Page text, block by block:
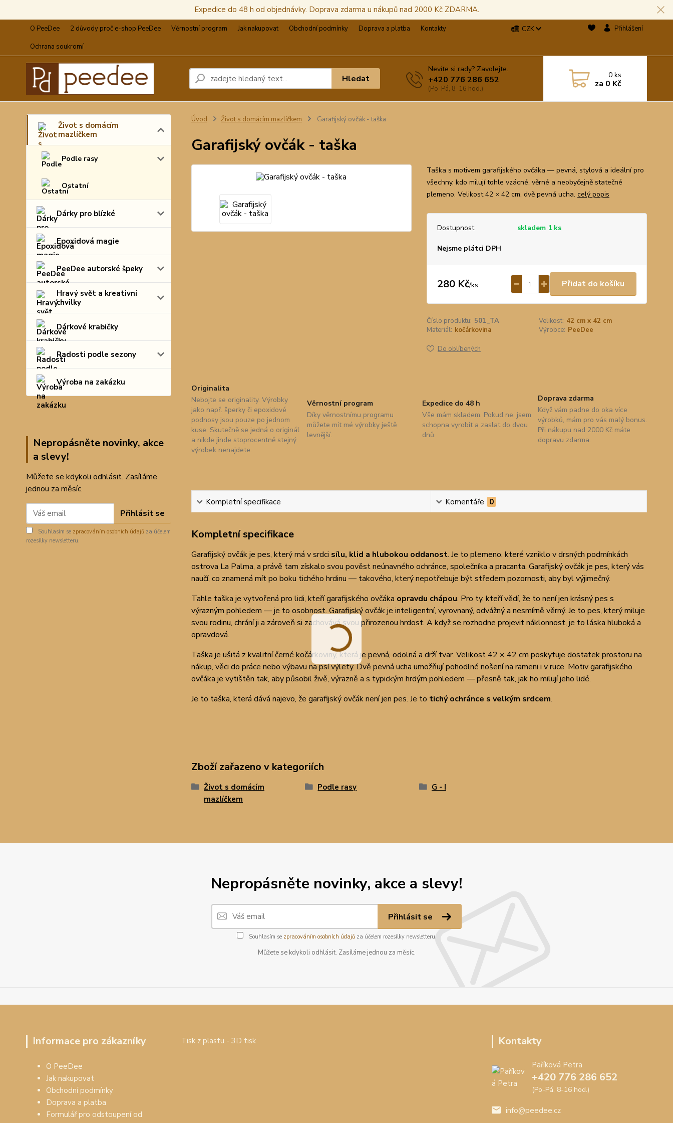
Expedice do 48 h od objednávky. Doprava zdarma u nákupů nad 2000 Kč ZDARMA.
O PeeDee 2 důvody proč e-shop PeeDee Věrnostní program Jak nakupovat Obchodní podmínky Doprava a platba
Kontakty
Ochrana soukromí
CZK Přihlášení
Hledat
Nevíte si rady? Zavolejte.
+420 776 286 652
(Po-Pá, 8-16 hod.)
0ks
za 0 Kč
Život s domácím
mazlíčkem
Podle rasy
Ostatní
Dárky pro blízké
Epoxidová magie
PeeDee autorské špeky
Hravý svět a kreativní
chvilky
Dárkové krabičky
Radosti podle sezony
Výroba na zakázku
Nepropásněte novinky, akce
a slevy!
Můžete se kdykoli odhlásit. Zasíláme
jednou za měsíc.
Přihlásit se
Souhlasím se zpracováním osobních údajů za účelem
rozesílky newsletteru.
Úvod Život s domácím mazlíčkem Garafijský ovčák - taška
Garafijský ovčák - taška
Taška s motivem garafijského ovčáka — pevná, stylová a ideální pro
všechny, kdo milují tohle vzácné, věrné a neobyčejně statečné
plemeno. Velikost 42 × 42 cm, dvě pevná ucha. celý popis
Dostupnost skladem 1 ks
Nejsme plátci DPH
280 Kč/ks Přidat do košíku
Číslo produktu: 501_TA Velikost: 42 cm x 42 cm
Materiál: kočárkovina Výrobce: PeeDee
Do oblíbených
Originalita
Nebojte se originality. Výrobky
jako např. šperky či epoxidové
podnosy jsou pouze po jednom
kuse. Skutečně se jedná o originál
a nikde jinde stoprocentně stejný
výrobek nenajdete.
Věrnostní program
Díky věrnostnímu programu
můžete mít mé výrobky ještě
levnější.
Expedice do 48 h
Vše mám skladem. Pokud ne, jsem
schopna vyrobit a zaslat do dvou
dnů.
Doprava zdarma
Když vám padne do oka více
výrobků, mám pro vás malý bonus.
Při nákupu nad 2000 Kč máte
dopravu zdarma.
Kompletní specifikace Komentáře 0
Kompletní specifikace
Garafijský ovčák je pes, který má v srdci sílu, klid a hlubokou oddanost. Je to plemeno, které vzniklo v drsných podmínkách
ostrova La Palma, a právě tam získalo svou pověst neúnavného ochránce, společníka a pracanta. Garafijský ovčák je pes, který vás
naučí, co znamená mít po boku tichého hrdinu — takového, který nepotřebuje být středem pozornosti, aby byl výjimečný.
Tahle taška je vytvořená pro lidi, kteří garafijského ovčáka opravdu chápou. Pro ty, kteří vědí, že to není jen krásný pes s
výrazným pohledem — je to osobnost. Garafijský ovčák je inteligentní, vyrovnaný, odvážný a nesmírně věrný. Je to pes, který miluje
svou rodinu, chrání ji a zároveň si zachovává svou přirozenou hrdost. A když se rozhodne projevit náklonnost, je to láska hluboká a
opravdová.
Taška je ušitá z kvalitní černé kočárkoviny, která je pevná, odolná a drží tvar. Velikost 42 × 42 cm poskytuje dostatek prostoru na
nákup, věci do práce nebo výbavu na psí výlety. Dvě pevná ucha umožňují pohodlné nošení na rameni i v ruce. Motiv garafijského
ovčáka je vytištěn tak, aby působil živě, výrazně a s typickým hrdým pohledem — přesně tak, jak ho milují jeho lidé.
Je to taška, která dává najevo, že garafijský ovčák není jen pes. Je to tichý ochránce s velkým srdcem.
Zboží zařazeno v kategoriích
Život s domácím
mazlíčkem
Podle rasy G - I
Nepropásněte novinky, akce a slevy!
Přihlásit se
Souhlasím se zpracováním osobních údajůza účelem rozesílky newsletteru.
Můžete se kdykoli odhlásit. Zasíláme jednou za měsíc.
Informace pro zákazníky
O PeeDee
Jak nakupovat
Obchodní podmínky
Doprava a platba
Formulář pro odstoupení od
Tisk z plastu - 3D tisk Kontakty
Paříková Petra
+420 776 286 652
(Po-Pá, 8-16 hod.)
info@peedee.cz